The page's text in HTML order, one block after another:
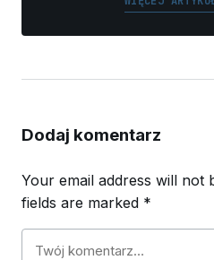
Dodaj komentarz
Your email address will not
fields are marked *